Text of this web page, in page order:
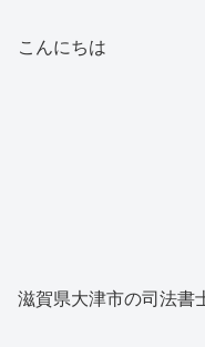
こんにちは
滋賀県大津市の司法書